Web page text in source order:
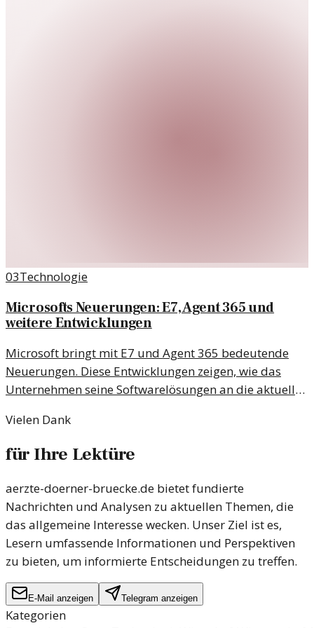
03Technologie
Microsofts Neuerungen: E7, Agent 365 und
weitere Entwicklungen
Microsoft bringt mit E7 und Agent 365 bedeutende
Neuerungen. Diese Entwicklungen zeigen, wie das
Unternehmen seine Softwarelösungen an die aktuellen
Vielen Dank
für Ihre Lektüre
aerzte-doerner-bruecke.de bietet fundierte
Nachrichten und Analysen zu aktuellen Themen, die
das allgemeine Interesse wecken. Unser Ziel ist es,
Lesern umfassende Informationen und Perspektiven
zu bieten, um informierte Entscheidungen zu treffen.
E-Mail anzeigen Telegram anzeigen
Kategorien